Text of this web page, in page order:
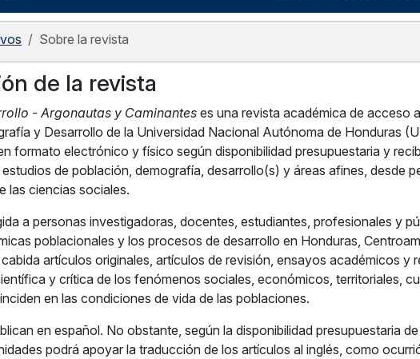
Sobre la revista
de la revista
- Argonautas y Caminantes es una revista académica de acceso
y Desarrollo de la Universidad Nacional Autónoma de Honduras
formato electrónico y físico según disponibilidad presupuestaria y
de población, demografía, desarrollo(s) y áreas afines, desde
las ciencias sociales.
a personas investigadoras, docentes, estudiantes, profesionales y
poblacionales y los procesos de desarrollo en Honduras,
artículos originales, artículos de revisión, ensayos académicos y
y crítica de los fenómenos sociales, económicos, territoriales,
en las condiciones de vida de las poblaciones.
en español. No obstante, según la disponibilidad presupuestaria
podrá apoyar la traducción de los artículos al inglés, como